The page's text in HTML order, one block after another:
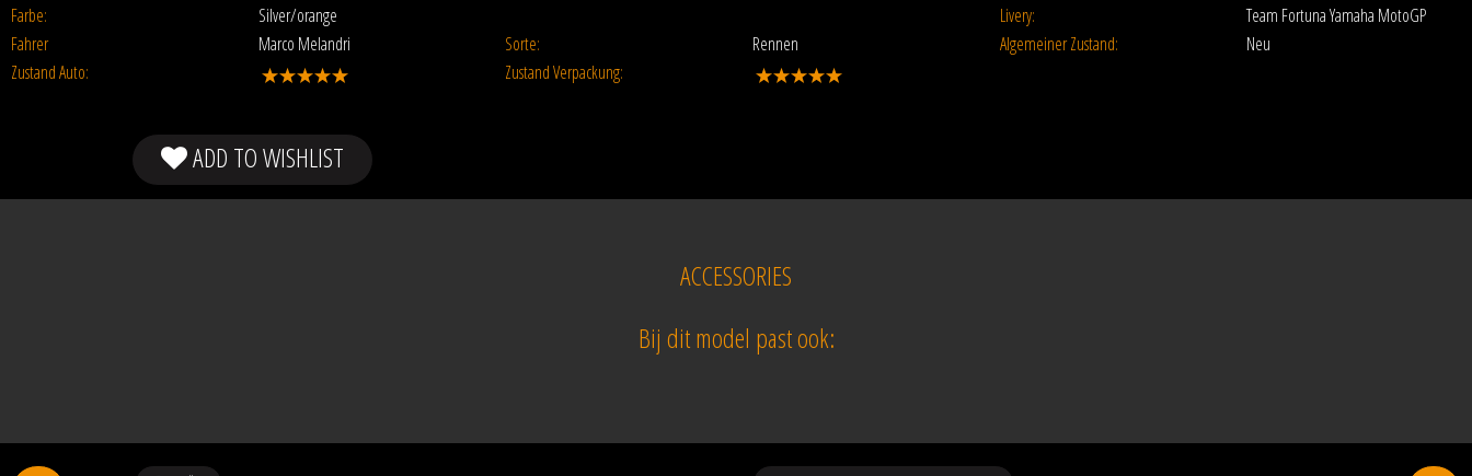
Farbe:
Silver/orange Livery:
Team Fortuna Yamaha MotoGP
Fahrer
Marco Melandri Sorte: Rennen Algemeiner Zustand:
Neu
Zustand Auto:
Zustand Verpackung:
ADD TO WISHLIST
ACCESSORIES
Bij dit model past ook: